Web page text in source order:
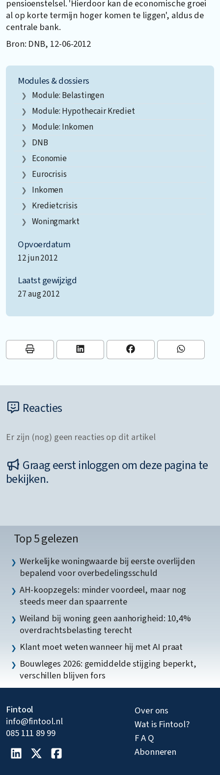
pensioenstelsel. 'Hierdoor kan de economische groei
al op korte termijn hoger komen te liggen', aldus de
centrale bank.
Bron: DNB, 12-06-2012
Modules & dossiers
Module: Belastingen
Module: Hypothecair Krediet
Module: Inkomen
DNB
Economie
Eurocrisis
Inkomen
Kredietcrisis
Woningmarkt
Opvoerdatum
12 jun 2012
Laatst gewijzigd
27 aug 2012
Reacties
Er zijn (nog) geen reacties op dit artikel
Graag eerst inloggen om deze pagina te
bekijken.
Top 5 gelezen
Werkelijke woningwaarde bij eerste overlijden
bepalend voor overbedelingsschuld
AH-koopzegels: minder voordeel, maar nog
steeds meer dan spaarrente
Weiland bij woning geen aanhorigheid: 10,4%
overdrachtsbelasting terecht
Klant moet weten wanneer hij met AI praat
Bouwleges 2026: gemiddelde stijging beperkt,
verschillen blijven fors
Fintool
info@fintool.nl
085 111 89 99
Over ons
Wat is Fintool?
F A Q
Abonneren